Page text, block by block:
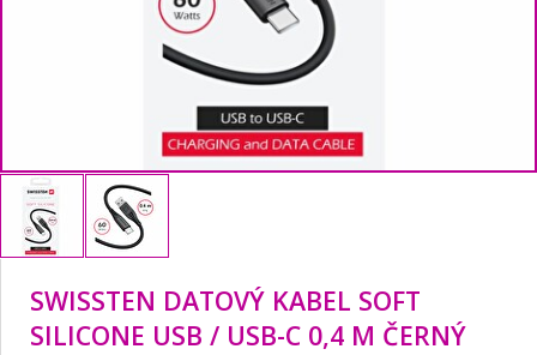
SWISSTEN DATOVÝ KABEL SOFT
SILICONE USB / USB-C 0,4 M ČERNÝ